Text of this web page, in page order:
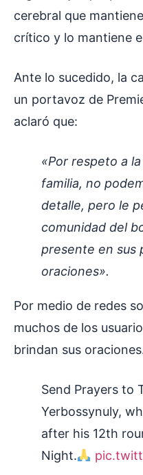
cerebral que
crítico y lo mantiene
Ante lo sucedido, la
un portavoz de
aclaró que:
«Por respeto a
familia, no
detalle, pero le
comunidad del
presente en sus
oraciones».
Por medio de redes
muchos de los
brindan sus
Send Prayers to
Yerbossynuly,
after his 12th
Night.